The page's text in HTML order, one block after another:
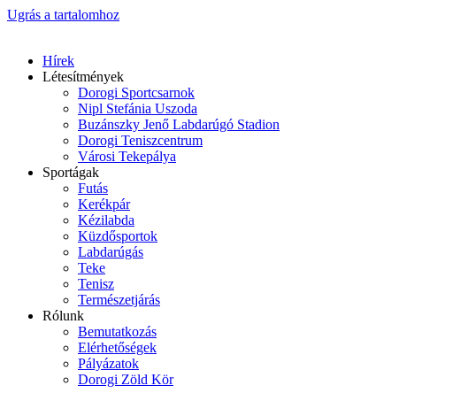
Ugrás a tartalomhoz
Hírek
Létesítmények
Dorogi Sportcsarnok
Nipl Stefánia Uszoda
Buzánszky Jenő Labdarúgó Stadion
Dorogi Teniszcentrum
Városi Tekepálya
Sportágak
Futás
Kerékpár
Kézilabda
Küzdősportok
Labdarúgás
Teke
Tenisz
Természetjárás
Rólunk
Bemutatkozás
Elérhetőségek
Pályázatok
Dorogi Zöld Kör